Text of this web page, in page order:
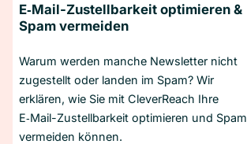
E‑Mail-Zustellbarkeit optimieren &
Spam vermeiden
Warum werden manche Newsletter nicht
zugestellt oder landen im Spam? Wir
erklären, wie Sie mit CleverReach Ihre
E‑Mail-Zustellbarkeit optimieren und Spam
vermeiden können.